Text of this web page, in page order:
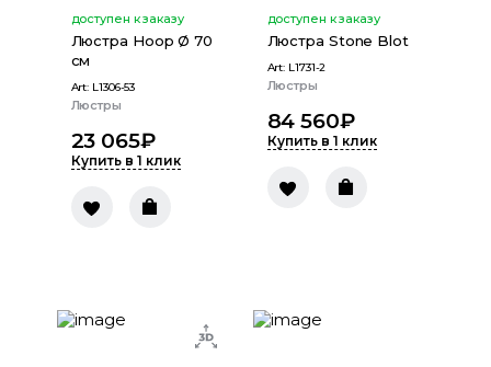
доступен к заказу
Люстра Hoop Ø 70
см
Art: L1306-53
Люстры
23 065₽
Купить в 1 клик
доступен к заказу
Люстра Stone Blot
Art: L1731-2
Люстры
84 560₽
Купить в 1 клик